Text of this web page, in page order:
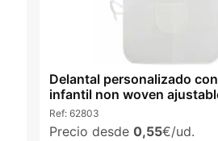
Delantal personalizado
infantil non woven
Ref: 62803
Precio desde 0,55€/ud.